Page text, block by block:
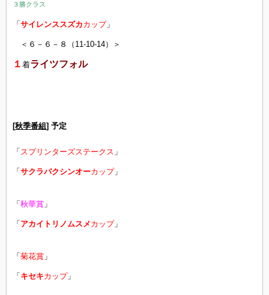
３勝クラス
「 サイレンススズカカップ」
＜６－６－８（11-10-14）＞
１ 着ライツフォル
[秋季番組] 予定
「 スプリンターズステークス 」
「 サクラバクシンオーカップ」
「 秋華賞 」
「 アカイトリノムスメ カップ」
「 菊花賞 」
「 キセキカップ」